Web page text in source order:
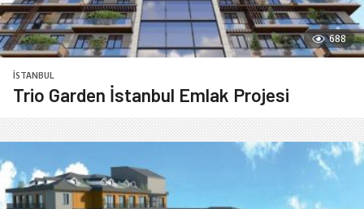
688
İSTANBUL
Trio Garden İstanbul Emlak Projesi